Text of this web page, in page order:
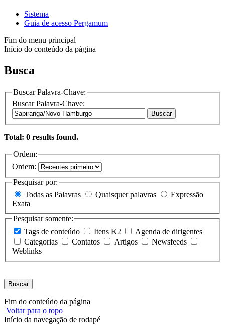
Sistema
Guia de acesso Pergamum
Fim do menu principal
Início do conteúdo da página
Busca
Buscar Palavra-Chave:
Buscar Palavra-Chave:
Buscar
Total: 0 results found.
Ordem:
Ordem:
Pesquisar por:
Todas as Palavras
Quaisquer palavras
Exata
Pesquisar somente:
Tags de conteúdo
Itens K2
Agenda de dirigentes
Categorias
Contatos Artigos
Newsfeeds
Weblinks
Buscar
Fim do conteúdo da página
Voltar para o topo
Início da navegação de rodapé